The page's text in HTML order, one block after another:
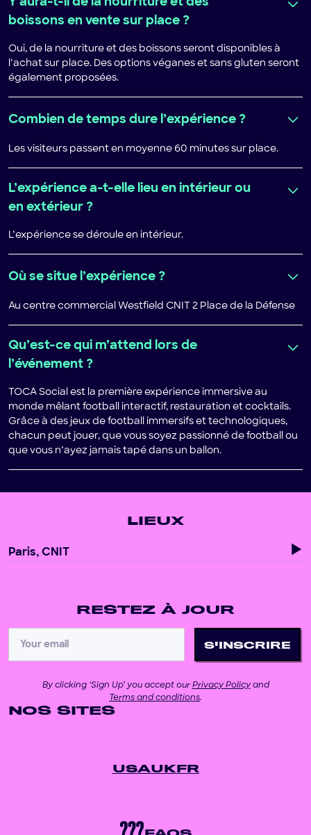
boissons en vente sur place ?
Oui, de la nourriture et des boissons seront disponibles à
l’achat sur place. Des options véganes et sans gluten seront
également proposées.
Combien de temps dure l’expérience ?
Les visiteurs passent en moyenne 60 minutes sur place.
L’expérience a-t-elle lieu en intérieur ou
en extérieur ?
L’expérience se déroule en intérieur.
Où se situe l’expérience ?
Au centre commercial Westfield CNIT 2 Place de la Défense
Qu’est-ce qui m’attend lors de
l’événement ?
TOCA Social est la première expérience immersive au
monde mêlant football interactif, restauration et cocktails.
Grâce à des jeux de football immersifs et technologiques,
chacun peut jouer, que vous soyez passionné de football ou
que vous n’ayez jamais tapé dans un ballon.
LIEUX
Paris, CNIT
RESTEZ À JOUR
By clicking ‘Sign Up’ you accept our Privacy Policyand
Terms and conditions.
NOS SITES
USAUK FR